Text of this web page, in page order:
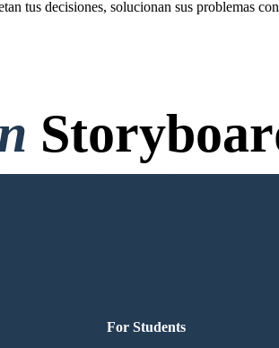
tus decisiones, solucionan sus problemas
Card, and No
For Students